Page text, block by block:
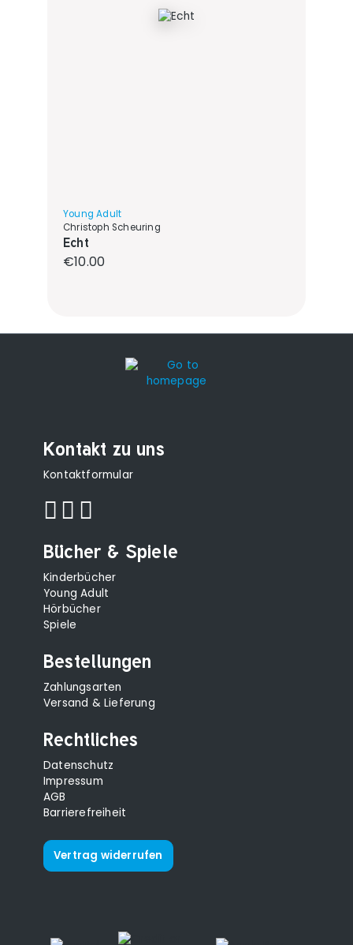
Young Adult
Christoph Scheuring
Echt
Regular price:
€10.00
Kontakt zu uns
Kontaktformular
Bücher & Spiele
Kinderbücher
Young Adult
Hörbücher
Spiele
Bestellungen
Zahlungsarten
Versand & Lieferung
Rechtliches
Datenschutz
Impressum
AGB
Barrierefreiheit
Vertrag widerrufen